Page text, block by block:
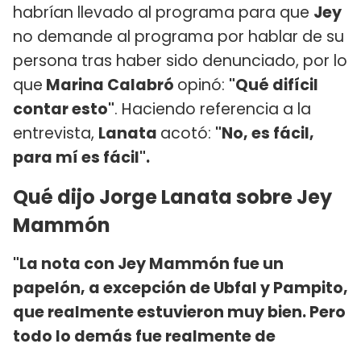
habrían llevado al programa para que Jey
no demande al programa por hablar de su
persona tras haber sido denunciado, por lo
que Marina Calabró opinó: "Qué difícil
contar esto". Haciendo referencia a la
entrevista, Lanata acotó: "No, es fácil,
para mí es fácil".
Qué dijo Jorge Lanata sobre Jey
Mammón
"La nota con Jey Mammón fue un
papelón, a excepción de Ubfal y Pampito,
que realmente estuvieron muy bien. Pero
todo lo demás fue realmente de